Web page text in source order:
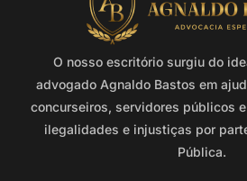
O nosso escritório surgiu do
advogado Agnaldo Bastos em
concurseiros, servidores públicos
ilegalidades e injustiças por
Pública.